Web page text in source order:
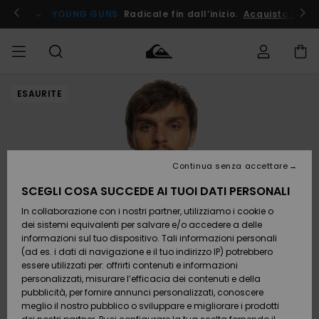
informazioni
prodotto
! YOUNG GUNS Radicale fin dall’inizio. Acquista Ora
UOMO Abbigliamento
Accessori
Calzature
e
infradito
Surf /
Acqua
Abbigliamento
Accessori
Calzature
e
infradito
Surf /
Acqua
Shop
Nuovi
Da
Scoprire
Snow
SURF
Surf Shop
Uomo
Highlights
Comunità
SNOW
Snow
Shop
Uomo
Shop
Snow
Shop
Donna
OUTLET
Outlet
Uomo
Outlet
Donna
Accedi al tuo
ordine
Spedizione
Pagamento
Buono regalo
Quiksilver
Freedom
ESAURITE
SCEGLI COSA SUCCEDE AI TUOI DATI PERSONALI
In collaborazione con i nostri partner, utilizziamo i cookie o
dei sistemi equivalenti per salvare e/o accedere a delle
informazioni sul tuo dispositivo. Tali informazioni personali
(ad es. i dati di navigazione e il tuo indirizzo IP) potrebbero
essere utilizzati per: offrirti contenuti e informazioni
personalizzati, misurare l’efficacia dei contenuti e della
pubblicità, per fornire annunci personalizzati, conoscere
meglio il nostro pubblico o sviluppare e migliorare i prodotti
Continua senza accettare